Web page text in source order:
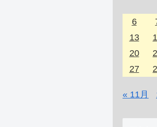
6
13
20
27
« 11月